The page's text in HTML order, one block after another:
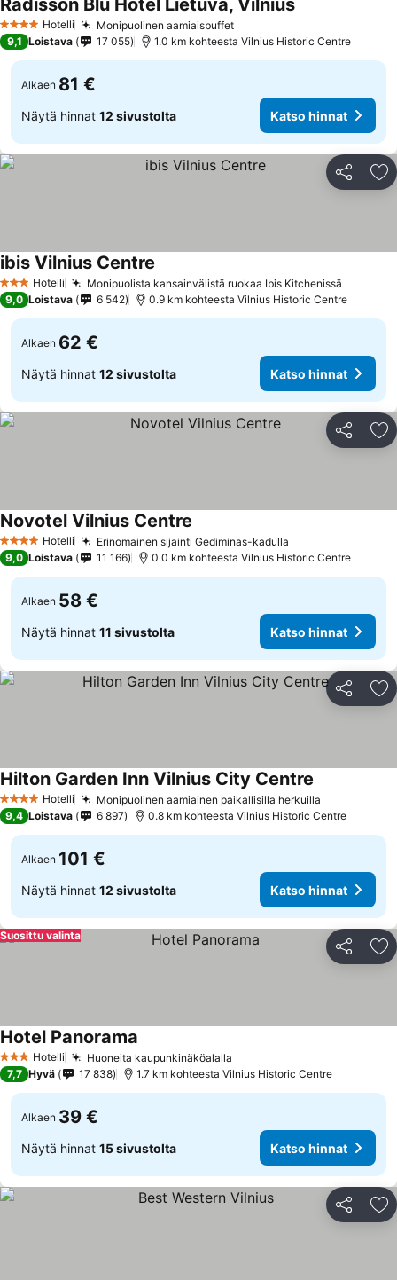
4 Tähtiluokitus
Hotelli Monipuolinen aamiaisbuffet
Radisson Blu Hotel Lietuva, Vilnius
9,1 Loistava 17 055 1.0 km kohteesta Vilnius Historic Centre
Alkaen 81 €
Näytä hinnat 12 sivustolta Katso hinnat
Jaa
3 Tähtiluokitus
Hotelli Monipuolista kansainvälistä ruokaa Ibis Kitchenissä
ibis Vilnius Centre
9,0 Loistava 6 542 0.9 km kohteesta Vilnius Historic Centre
Alkaen 62 €
Näytä hinnat 12 sivustolta Katso hinnat
Jaa
4 Tähtiluokitus
Hotelli Erinomainen sijainti Gediminas-kadulla
Novotel Vilnius Centre
9,0 Loistava 11 166 0.0 km kohteesta Vilnius Historic Centre
Alkaen 58 €
Näytä hinnat 11 sivustolta Katso hinnat
Jaa
4 Tähtiluokitus
Hotelli Monipuolinen aamiainen paikallisilla herkuilla
Hilton Garden Inn Vilnius City Centre
9,4 Loistava 6 897 0.8 km kohteesta Vilnius Historic Centre
Alkaen 101 €
Näytä hinnat 12 sivustolta Katso hinnat
Jaa
Suosittu valinta
3 Tähtiluokitus
Hotelli Huoneita kaupunkinäköalalla
Hotel Panorama
7,7 Hyvä 17 838 1.7 km kohteesta Vilnius Historic Centre
Alkaen 39 €
Näytä hinnat 15 sivustolta Katso hinnat
Jaa